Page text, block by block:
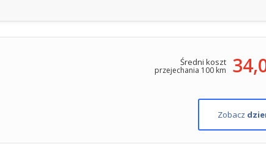
Średni koszt
przejechania 100 km
Zobacz